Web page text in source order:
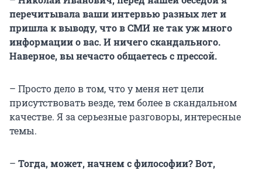
перечитывала ваши интервью разных лет и
пришла к выводу, что в СМИ не так уж много
информации о вас. И ничего скандального.
Наверное, вы нечасто общаетесь с прессой.
– Просто дело в том, что у меня нет цели
присутствовать везде, тем более в скандальном
качестве. Я за серьезные разговоры, интересные
темы.
– Тогда, может, начнем с философии? Вот,